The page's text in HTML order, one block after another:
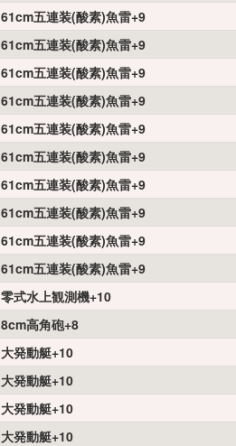
61cm五連装(酸素)魚雷+9
61cm五連装(酸素)魚雷+9
61cm五連装(酸素)魚雷+9
61cm五連装(酸素)魚雷+9
61cm五連装(酸素)魚雷+9
61cm五連装(酸素)魚雷+9
61cm五連装(酸素)魚雷+9
61cm五連装(酸素)魚雷+9
61cm五連装(酸素)魚雷+9
61cm五連装(酸素)魚雷+9
零式水上観測機+10
8cm高角砲+8
大発動艇+10
大発動艇+10
大発動艇+10
大発動艇+10